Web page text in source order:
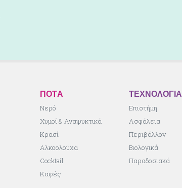
ΠΟΤA
Νερό
Χυμοί & Αναψυκτικά
Κρασί
Αλκοολούχα
Cocktail
Καφές
ΤΕΧΝΟΛΟΓΙΑ
Επιστήμη
Ασφάλεια
Περιβάλλον
Βιολογικά
Παραδοσιακά